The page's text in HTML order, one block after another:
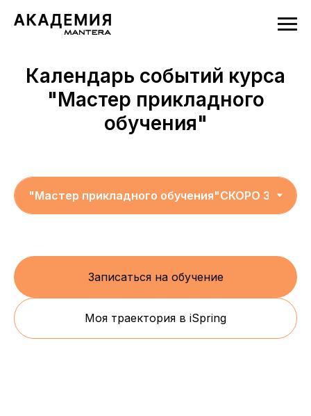
Календарь событий курса
"Мастер прикладного
обучения"
Записаться на обучение
Моя траектория в iSpring